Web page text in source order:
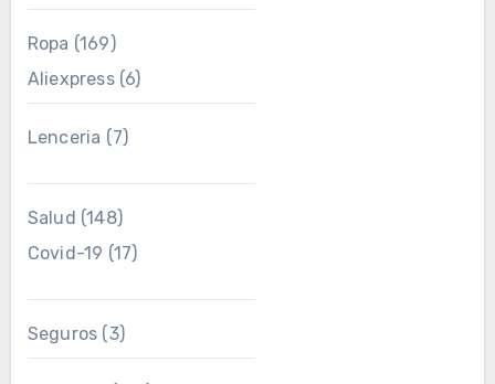
Ropa (169)
Aliexpress(6)
Lenceria (7)
Salud (148)
Covid-19 (17)
Seguros (3)